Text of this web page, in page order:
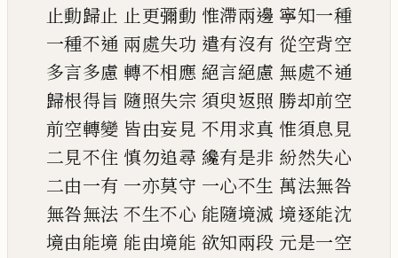
止動歸止 止更彌動 惟滯兩邊 寧知一種
一種不通 兩處失功 遣有沒有 從空背空
多言多慮 轉不相應 絕言絕慮 無處不通
歸根得旨 隨照失宗 須臾返照 勝却前空
前空轉變 皆由妄見 不用求真 惟須息見
二見不住 慎勿追尋 纔有是非 紛然失心
二由一有 一亦莫守 一心不生 萬法無咎
無咎無法 不生不心 能隨境滅 境逐能沈
境由能境 能由境能 欲知兩段 元是一空